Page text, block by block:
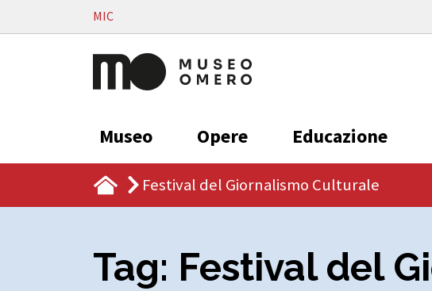
Vai al contenutoMIC
Museo Opere Educazione
Festival del Giornalismo Culturale
Tag: Festival del